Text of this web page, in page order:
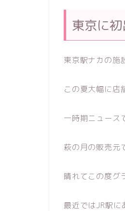
東京に
東京駅ナカの施
この夏大幅に店
一時期ニュース
萩の月の販売元
晴れてこの度グ
最近ではJR駅に